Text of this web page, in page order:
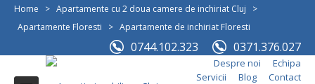
Home > Apartamente cu 2 doua camere de inchiriat Cluj
>
Apartamente Floresti
> Apartamente de inchiriat Floresti
0744.102.323 0371.376.027
Despre noi
Echipa
Servicii
Blog Contact